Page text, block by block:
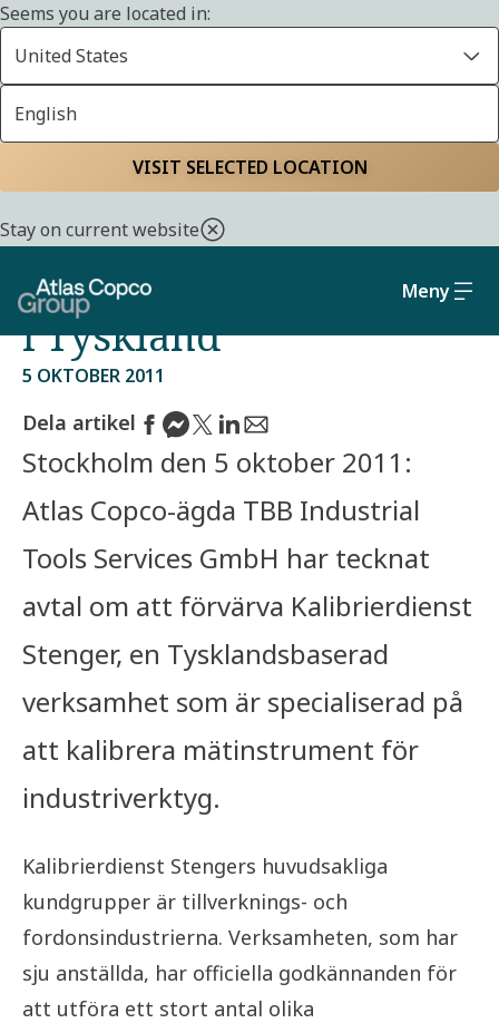
Seems you are located in:
United States
English
VISIT SELECTED LOCATION
Stay on current website
Meny
Atlas Copco köper
kalibreringsverksamhet
i Tyskland
5 OKTOBER 2011
Dela artikel
Stockholm den 5 oktober 2011:
Atlas Copco-ägda TBB Industrial
Tools Services GmbH har tecknat
avtal om att förvärva Kalibrierdienst
Stenger, en Tysklandsbaserad
verksamhet som är specialiserad på
att kalibrera mätinstrument för
industriverktyg.
Kalibrierdienst Stengers huvudsakliga
kundgrupper är tillverknings- och
fordonsindustrierna. Verksamheten, som har
sju anställda, har officiella godkännanden för
att utföra ett stort antal olika